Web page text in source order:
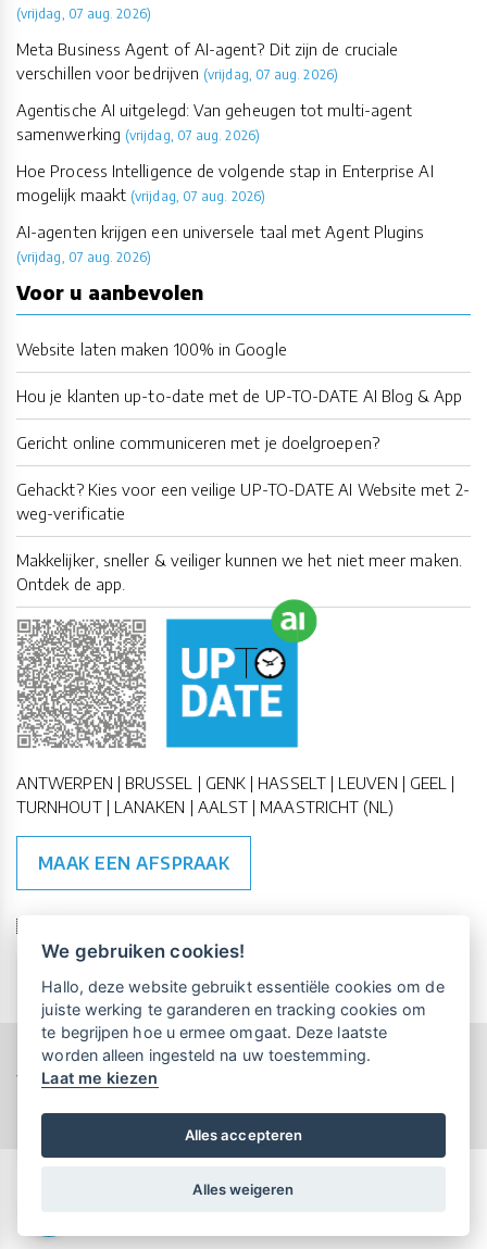
(vrijdag, 07 aug. 2026)
Meta Business Agent of AI-agent? Dit zijn de cruciale
verschillen voor bedrijven (vrijdag, 07 aug. 2026)
Agentische AI uitgelegd: Van geheugen tot multi-agent
samenwerking (vrijdag, 07 aug. 2026)
Hoe Process Intelligence de volgende stap in Enterprise AI
mogelijk maakt (vrijdag, 07 aug. 2026)
AI-agenten krijgen een universele taal met Agent Plugins
(vrijdag, 07 aug. 2026)
Voor u aanbevolen
Website laten maken 100% in Google
Hou je klanten up-to-date met de UP-TO-DATE AI Blog & App
Gericht online communiceren met je doelgroepen?
Gehackt? Kies voor een veilige UP-TO-DATE AI Website met 2-
weg-verificatie
Makkelijker, sneller & veiliger kunnen we het niet meer maken.
Ontdek de app.
ANTWERPEN | BRUSSEL | GENK | HASSELT | LEUVEN | GEEL |
TURNHOUT | LANAKEN | AALST | MAASTRICHT (NL)
MAAK EEN AFSPRAAK
🇪🇺 🇧🇪
Copyright All Rights Reserved © 2015-2026 UP-TO-DATE
WebDesign
Privacy & Cookies
Locations Algemene Voorwaarden
We gebruiken cookies!
Hallo, deze website gebruikt essentiële cookies om de
juiste werking te garanderen en tracking cookies om
te begrijpen hoe u ermee omgaat. Deze laatste
worden alleen ingesteld na uw toestemming.
Laat me kiezen
Alles accepteren
Alles weigeren
een persoonlijke demo.
Maandelijks gratis opleidingen